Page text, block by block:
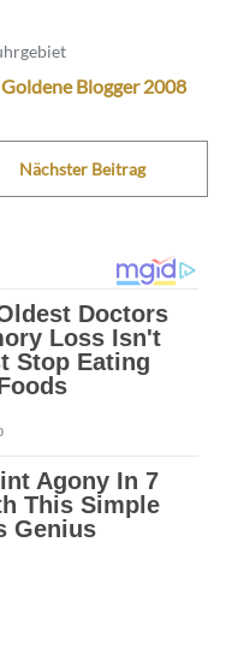
Blogger 2008
Nächster Beitrag